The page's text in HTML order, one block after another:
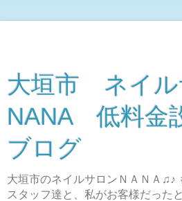
大垣市 ネイル
NANA 低料金
ブログ
大垣市のネイルサロンＮＡＮＡ♫♪
スタッフ達と、私がお客様だった